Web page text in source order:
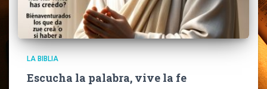
LA BIBLIA
Escucha la palabra, vive la fe